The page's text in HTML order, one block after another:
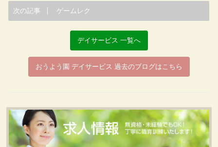
次の記事 ゲームレク
デイサービス 一覧へ
おうよう園 デイサービス 過去のブログはこちら